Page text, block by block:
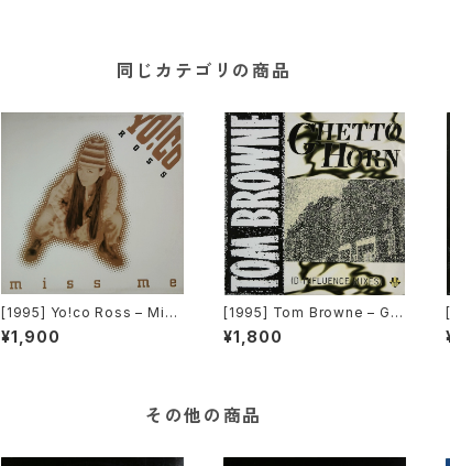
同じカテゴリの商品
[1995] Yo!co Ross – Miss
Me [Columbia]
¥1,900
[1995] Tom Browne – Gh
etto Horn [Hip Bop Reco
rds]
¥1,800
その他の商品